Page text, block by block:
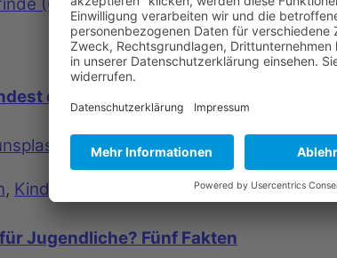
du die für dich passende Ausbildung
, Kinderyoga
Jugendliche? Fünf Fakten